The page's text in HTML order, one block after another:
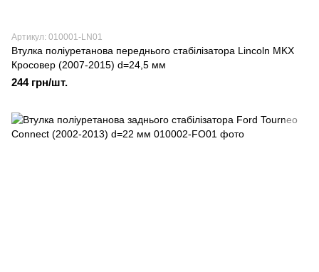
Артикул: 010001-LN01
Втулка поліуретанова переднього стабілізатора Lincoln MKX
Кросовер (2007-2015) d=24,5 мм
244 грн/шт.